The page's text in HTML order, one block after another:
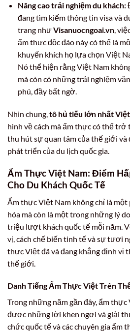
Nâng cao trải nghiệm du khách:
đang tìm kiếm thông tin visa và
trang nhưVisanuocngoai.vn,
ẩm thực độc đáo này có thể là
khuyến khích họ lựa chọn Việt
Nó thể hiện rằng Việt Nam
mà còn có những trải nghiệm
phú, đầy bất ngờ.
Nhìn chung,tô hủ tiếu lớn nhất
hình về cách mà ẩm thực có thể trở
thu hút sự quan tâm của thế giới và
phát triển của du lịch quốc gia.
Ẩm Thực Việt Nam: Điểm
Cho Du Khách Quốc Tế
Ẩm thực Việt Nam không chỉ là
hóa mà còn là một trong những lý
triệu lượt khách quốc tế mỗi năm.
vị, cách chế biến tinh tế và sự tươi
thực Việt đã và đang khẳng định vị
thế giới.
Danh Tiếng Ẩm Thực Việt Trên
Trong những năm gần đây, ẩm
được những lời khen ngợi và giải
chức quốc tế và các chuyên gia ẩm